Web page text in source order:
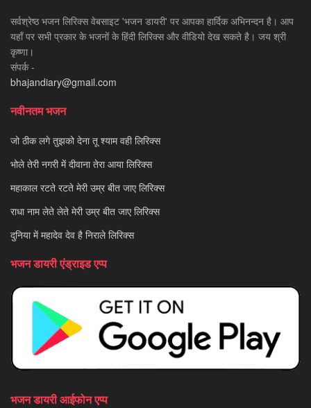
सर्वश्रेष्ठ भजन लिरिक्स वेबसाइट 'भजन डायरी' पर आपका हार्दिक अभिनन्दन है। आप
यहाँ पर सभी प्रकार के भजनों के हिंदी लिरिक्स और वीडियो देख सकते है। जय श्री
कृष्णा।
संपर्क -
bhajandiary@gmail.com
नवीनतम भजन
जो ठीक लगे तुझको देना तू श्याम वही लिरिक्स
भोले तेरी नगरी में दीवाना तेरा आया लिरिक्स
महाकाल रटते रटते मेरी उम्र बीत जाए लिरिक्स
राधा नाम लेते लेते मेरी उम्र बीत जाए लिरिक्स
दुनिया में महादेव देव है निराले लिरिक्स
भजन डायरी एंड्राइड एप्प
भजन डायरी आईफोन एप्प